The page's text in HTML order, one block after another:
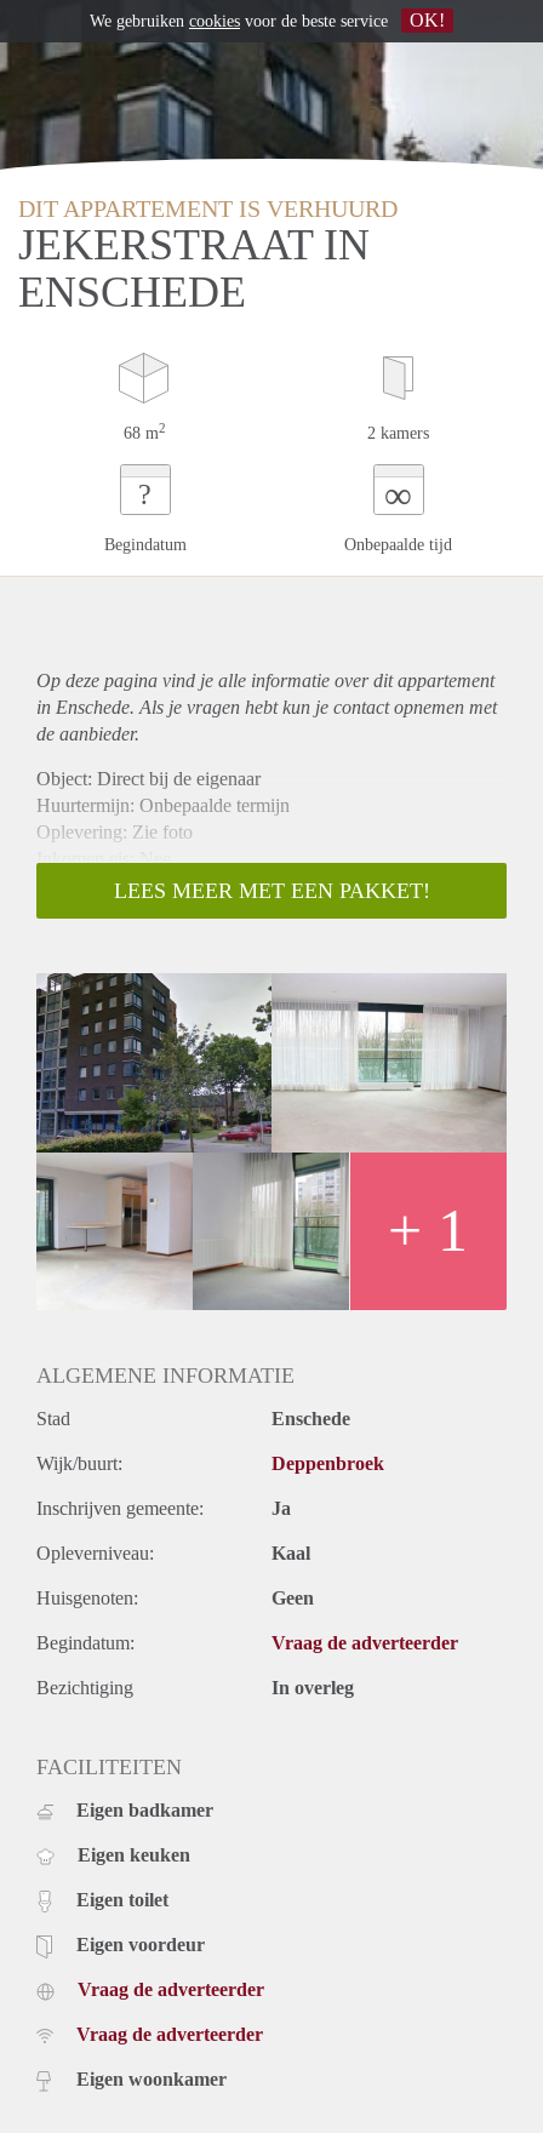
DIT APPARTEMENT IS VERHUURD
JEKERSTRAAT IN
ENSCHEDE
68 m2 2 kamers
?
Begindatum
∞
Onbepaalde tijd
Op deze pagina vind je alle informatie over ditappartement
in Enschede. Als je vragen hebt kun je contact opnemen met
de aanbieder.
Object: Direct bij de eigenaar
Huurtermijn: Onbepaalde termijn
Oplevering: Zie foto
Inkomen eis: Nee
Garantiestelling mogelijk: Nee
Borg: 1 Maand
Huisdieren toegestaan: Afhankelijk van de Eigenaar
Huurtoeslag grens: Ja
Geschikt voor studenten: Afhankelijk van de Eigenaar
LEES MEER MET EEN PAKKET!
+ 1
ALGEMENE INFORMATIE
Stad Enschede
Wijk/buurt: Deppenbroek
Inschrijven gemeente: Ja
Opleverniveau: Kaal
Huisgenoten: Geen
Begindatum: Vraag de adverteerder
Bezichtiging In overleg
FACILITEITEN
Eigen badkamer
Eigen keuken
Eigen toilet
Eigen voordeur
Vraag de adverteerder
Vraag de adverteerder
Eigen woonkamer
We gebruiken cookies voor de beste service OK!